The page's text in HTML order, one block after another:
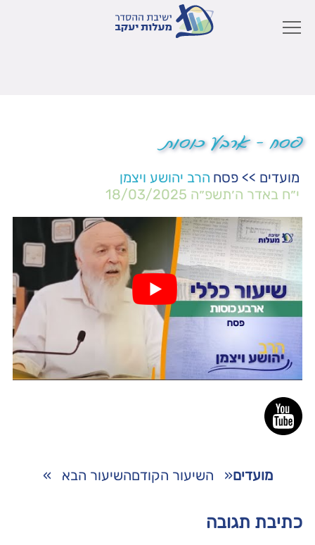
פסח – ארבע כוסות
מועדים >> פסח הרב יהושע ויצמן
י״ח באדר ה׳תשפ״ה 18/03/2025
מועדים« השיעור הקודםהשיעור הבא »
כתיבת תגובה